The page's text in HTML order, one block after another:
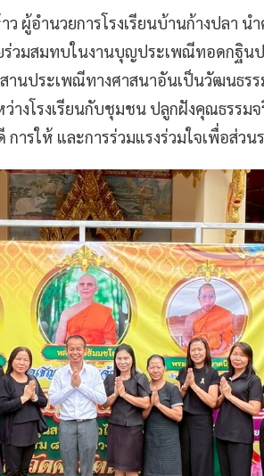
ผู้อำนวยการโรงเรียนบ้านก้างปลา น
วมสมทบในงานบุญประเพณีทอดกฐิน
านประเพณีทางศาสนาอันเป็นวัฒนธร
างโรงเรียนกับชุมชน ปลูกฝังคุณธรรม
ารให้ และการร่วมแรงร่วมใจเพื่อส่วน